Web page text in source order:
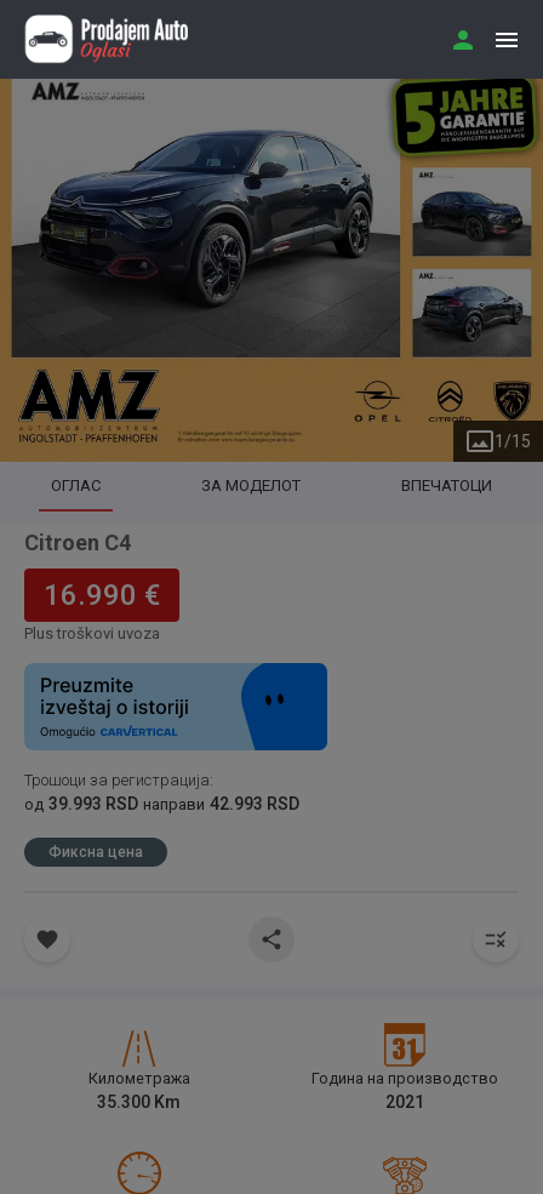
1 /15
ОГЛАС ЗА МОДЕЛОТ ВПЕЧАТОЦИ
Citroen C4
16.990 €
Plus troškovi uvoza
Трошоци за регистрација:
од 39.993 RSD направи 42.993 RSD
Фиксна цена
Километража
35.300 Km
Година на производство
2021